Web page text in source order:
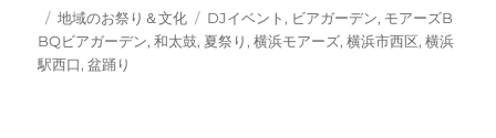
投
稿
日:
カ
テ
ゴ
地域のお祭り＆文化
タ
グ
DJイベント , ビアガーデン, モアーズB
BQビアガーデン,和太鼓, 夏祭り ,横浜モアーズ,横浜市西区,横浜
駅西口,盆踊り